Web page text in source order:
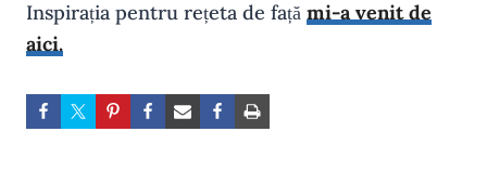
Inspirația pentru rețeta de față mi-a venit de
aici.